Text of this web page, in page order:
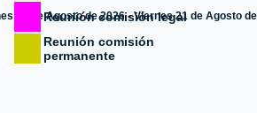
Reunión comisión legal
Reunión comisión
permanente
10 de Agosto de 2026 - Viernes 21 de Agosto